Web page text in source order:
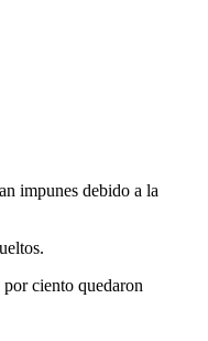
impunes debido a la
ciento quedaron